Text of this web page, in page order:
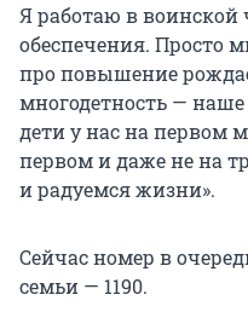
Я работаю в воинской
обеспечения.
про повышение
многодетность —
дети у нас на первом
первом и даже не на
и радуемся жизни».
Сейчас номер в
семьи — 1190.